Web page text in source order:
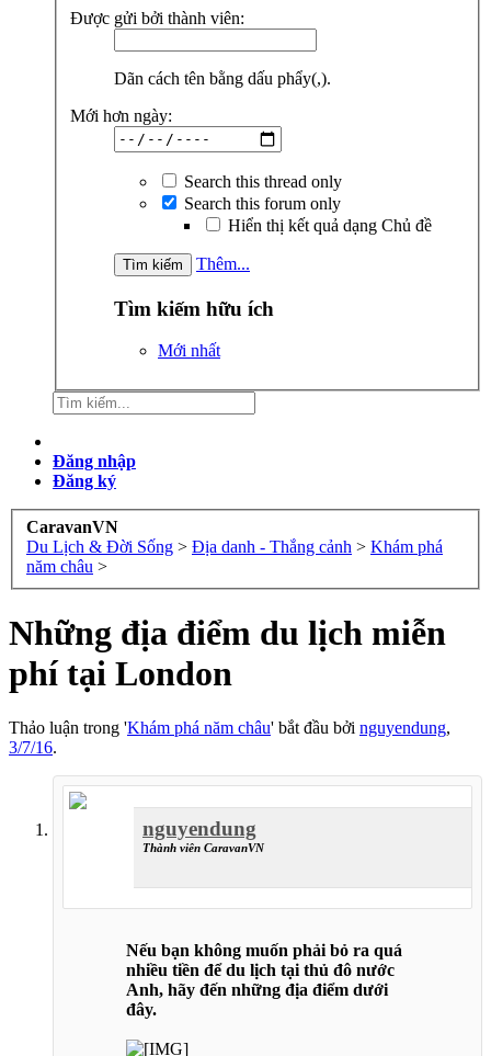
Được gửi bởi thành viên:
Dãn cách tên bằng dấu phẩy(,).
Mới hơn ngày:
Search this thread only
Search this forum only
Hiển thị kết quả dạng Chủ đề
Thêm...
Tìm kiếm hữu ích
Mới nhất
Đăng nhập
Đăng ký
CaravanVN
Du Lịch & Đời Sống > Địa danh - Thắng cảnh > Khám phá
năm châu >
Những địa điểm du lịch miễn
phí tại London
Thảo luận trong 'Khám phá năm châu' bắt đầu bởi nguyendung,
3/7/16.
nguyendung
Thành viên CaravanVN
Nếu bạn không muốn phải bỏ ra quá
nhiều tiền để du lịch tại thủ đô nước
Anh, hãy đến những địa điểm dưới
đây.